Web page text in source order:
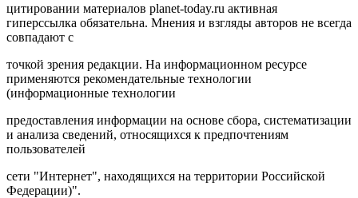
цитировании материалов planet-today.ru активная
гиперссылка обязательна. Мнения и взгляды авторов не всегда
совпадают с
точкой зрения редакции. На информационном ресурсе
применяются рекомендательные технологии
(информационные технологии
предоставления информации на основе сбора, систематизации
и анализа сведений, относящихся к предпочтениям
пользователей
сети "Интернет", находящихся на территории Российской
Федерации)".